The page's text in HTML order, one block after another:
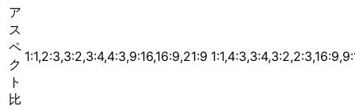
ア
ス
ペ
ク
ト
比
1:1,2:3,3:2,3:4,4:3,9:16,16:9,21:9